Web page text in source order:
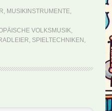
, MUSIKINSTRUMENTE,
VOLKSMUSIK,
, SPIELTECHNIKEN ,